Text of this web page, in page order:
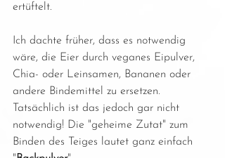
ertüftelt.
Ich dachte früher, dass es notwendig
wäre, die Eier durch veganes Eipulver,
Chia- oder Leinsamen, Bananen oder
andere Bindemittel zu ersetzen.
Tatsächlich ist das jedoch gar nicht
notwendig! Die "geheime Zutat" zum
Binden des Teiges lautet ganz einfach